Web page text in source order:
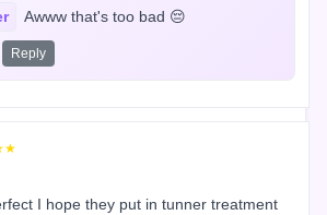
Awww that's too bad 😔
Reply
I hope they put in tunner treatment